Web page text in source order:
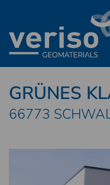
GRÜNES
66773